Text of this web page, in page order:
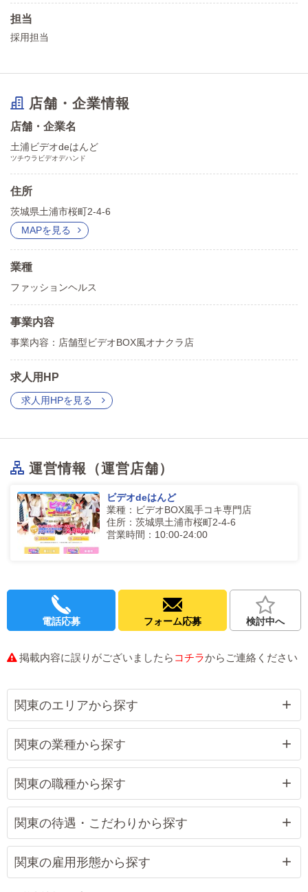
担当
採用担当
店舗・企業情報
店舗・企業名
土浦ビデオdeはんど
ツチウラビデオデハンド
住所
茨城県土浦市桜町2-4-6
MAPを見る
業種
ファッションヘルス
事業内容
事業内容：店舗型ビデオBOX風オナクラ店
求人用HP
求人用HPを見る
運営情報（運営店舗）
ビデオdeはんど
業種：ビデオBOX風手コキ専門店
住所：茨城県土浦市桜町2-4-6
営業時間：10:00-24:00
電話応募 フォーム応募 検討中へ
掲載内容に誤りがございましたら コチラからご連絡ください
関東のエリアから探す
関東の業種から探す
関東の職種から探す
関東の待遇・こだわりから探す
関東の雇用形態から探す